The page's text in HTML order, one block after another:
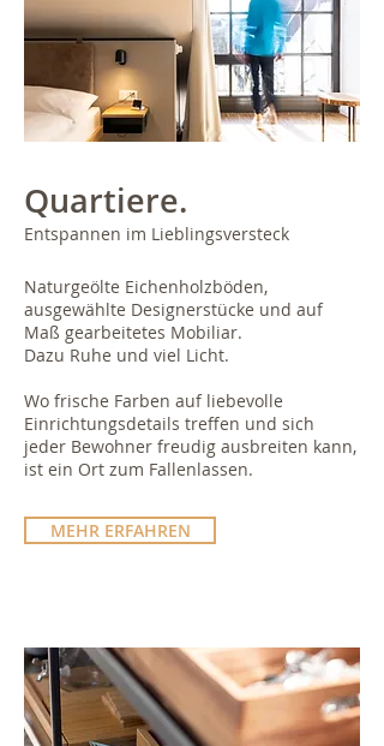
Quartiere.
Entspannen im Lieblingsversteck
Naturgeölte Eichenholzböden,
ausgewählte Designerstücke und auf
Maß gearbeitetes Mobiliar.
Dazu Ruhe und viel Licht.
Wo frische Farben auf liebevolle
Einrichtungsdetails treffen und sich
jeder Bewohner freudig ausbreiten kann,
ist ein Ort zum Fallenlassen.
MEHR ERFAHREN